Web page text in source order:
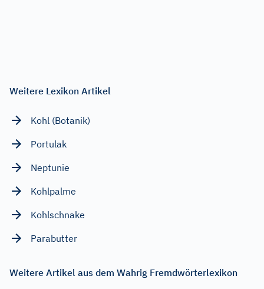
Weitere Lexikon Artikel
Kohl (Botanik)
Portulak
Neptunie
Kohlpalme
Kohlschnake
Parabutter
Weitere Artikel aus dem Wahrig Fremdwörterlexikon